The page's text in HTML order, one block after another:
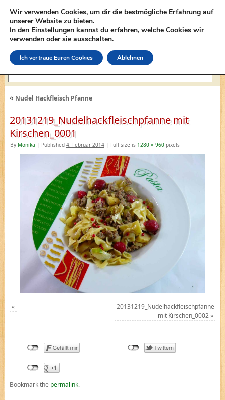
lasagne-rezepte.net
«Nudel Hackfleisch Pfanne
20131219_Nudelhackfleischpfanne mit
Kirschen_0001
By Monika | Published 4. Februar 2014 | Full size is 1280 × 960pixels
«
20131219_Nudelhackfleischpfanne
mit Kirschen_0002»
Bookmark the permalink.
Wir verwenden Cookies, um dir die bestmögliche Erfahrung auf
unserer Website zu bieten.
In den Einstellungen kannst du erfahren, welche Cookies wir
verwenden oder sie ausschalten.
Ich vertraue Euren Cookies Ablehnen